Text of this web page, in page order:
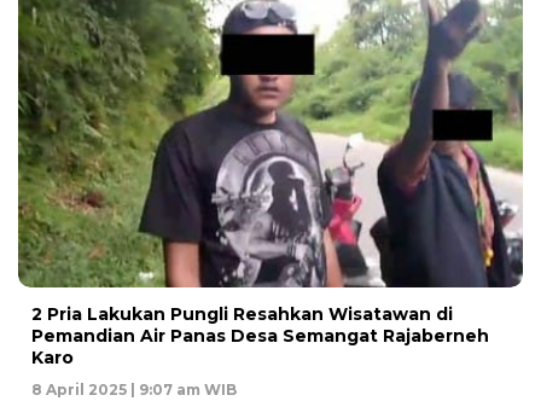
2 Pria Lakukan Pungli Resahkan Wisatawan di
Pemandian Air Panas Desa Semangat Rajaberneh
Karo
8 April 2025 | 9:07 am WIB